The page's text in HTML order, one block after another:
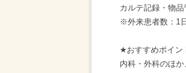
カルテ記録・物
※外来患者数：1
★おすすめポイ
内科・外科のほ